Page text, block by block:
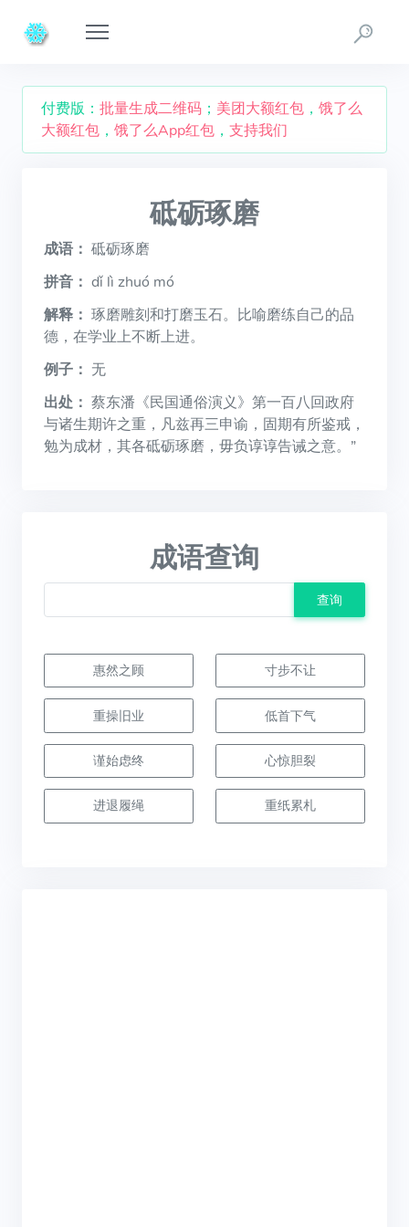
付费版： 批量生成二维码 ； 美团大额红包 ， 饿了么
大额红包 ， 饿了么App红包 ， 支持我们
砥砺琢磨
成语： 砥砺琢磨
拼音： dǐ lì zhuó mó
解释： 琢磨雕刻和打磨玉石。比喻磨练自己的品
德，在学业上不断上进。
例子： 无
出处： 蔡东潘《民国通俗演义》第一百八回政府
与诸生期许之重，凡兹再三申谕，固期有所鉴戒，
勉为成材，其各砥砺琢磨，毋负谆谆告诫之意。”
成语查询
查询
惠然之顾 寸步不让
重操旧业 低首下气
谨始虑终 心惊胆裂
进退履绳 重纸累札